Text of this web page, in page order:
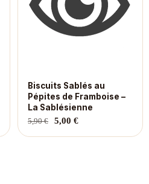
Biscuits Sablés au
Pépites de Framboise –
La Sablésienne
5,90€ 5,00 €